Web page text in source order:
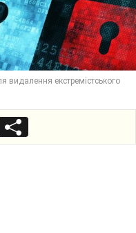
видалення екстремістського